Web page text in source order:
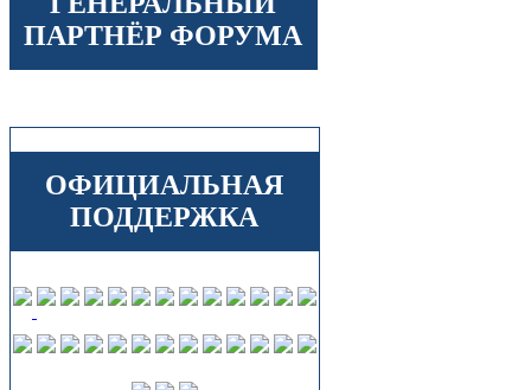
ПАРТНЁР ФОРУМА
ОФИЦИАЛЬНАЯ
ПОДДЕРЖКА